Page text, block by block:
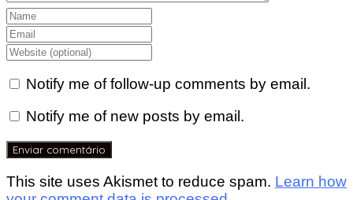
Notify me of follow-up comments by email.
Notify me of new posts by email.
This site uses Akismet to reduce spam. Learn how